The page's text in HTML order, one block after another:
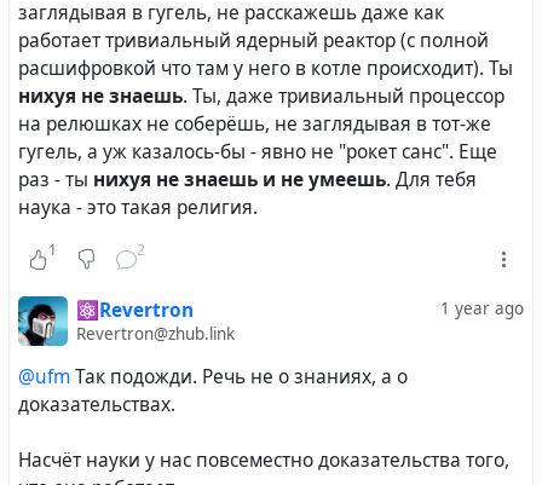
заглядывая в гугель, не расскажешь даже как
работает тривиальный ядерный реактор (с полной
расшифровкой что там у него в котле происходит). Ты
нихуя не знаешь. Ты, даже тривиальный процессор
на релюшках не соберёшь, не заглядывая в тот-же
гугель, а уж казалось-бы - явно не "рокет санс". Еще
раз - ты нихуя не знаешь и не умеешь. Для тебя
наука - это такая религия.
1 2
1 year ago
⚛️Revertron
Revertron@zhub.link
@ufmТак подожди. Речь не о знаниях, а о
доказательствах.
Насчёт науки у нас повсеместно доказательства того,